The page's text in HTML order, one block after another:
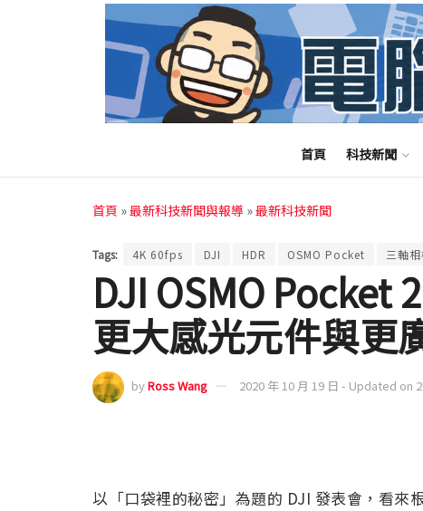
首頁 科技新聞
首頁 »最新科技新聞與報導 »最新科技新聞
Tags: 4K 60fps DJI HDR OSMO Pocket 三軸
DJI OSMO Pocket
更大感光元件與更
byRoss Wang 2020 年 10 月 19 日 - Updated on
以「口袋裡的秘密」為題的 DJI 發表會，看來